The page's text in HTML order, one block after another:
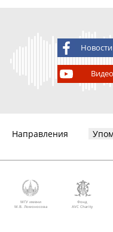
Направления
МГУ имени
М.В. Ломоносова
Фонд
AVC Charity